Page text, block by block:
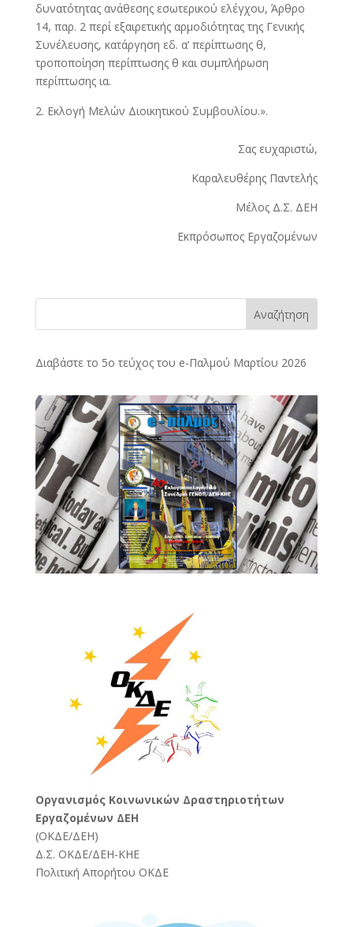
δυνατότητας ανάθεσης εσωτερικού ελέγχου, Άρθρο
14, παρ. 2 περί εξαιρετικής αρμοδιότητας της Γενικής
Συνέλευσης, κατάργηση εδ. α’ περίπτωσης θ,
τροποποίηση περίπτωσης θ και συμπλήρωση
περίπτωσης ια.
Εκλογή Μελών Διοικητικού Συμβουλίου.».
Σας ευχαριστώ,
Καραλευθέρης Παντελής
Μέλος Δ.Σ. ΔΕΗ
Εκπρόσωπος Εργαζομένων
Αναζήτηση
Διαβάστε το 5ο τεύχος του e-Παλμού Μαρτίου 2026
Oργανισμός Κοινωνικών Δραστηριοτήτων
Εργαζομένων ΔΕΗ
(ΟΚΔΕ/ΔΕΗ)
Δ.Σ. ΟΚΔΕ/ΔΕΗ-ΚΗΕ
Πολιτική Απορήτου ΟΚΔΕ